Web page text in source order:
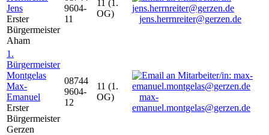
Jens
Erster
Bürgermeister
Aham
9604-
11
11 (1.
OG)
jens.herrnreiter@gerzen.de
1.
Bürgermeister
Montgelas
Max-
Emanuel
Erster
Bürgermeister
Gerzen
08744
9604-
12
11 (1.
OG)
max-
emanuel.montgelas@gerzen.de